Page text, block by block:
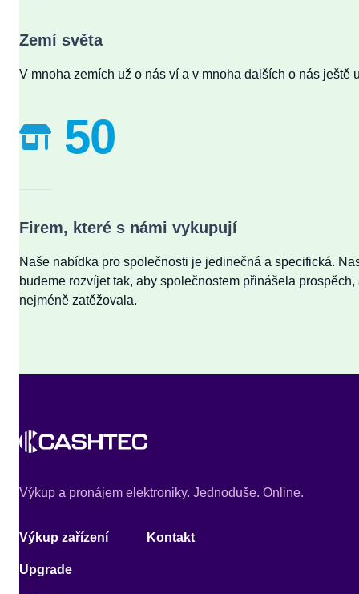
Zemí světa
V mnoha zemích už o nás ví a v mnoha dalších o nás ještě
50
Firem, které s námi vykupují
Naše nabídka pro společnosti je jedinečná a specifická.
budeme rozvíjet tak, aby společnostem přinášela prospěch,
nejméně zatěžovala.
Výkup a pronájem elektroniky. Jednoduše. Online.
Výkup zařízení
Upgrade
Kontakt